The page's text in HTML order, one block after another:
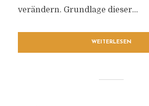
verändern. Grundlage dieser...
WEITERLESEN